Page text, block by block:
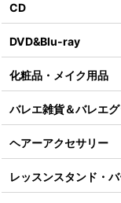
CD
DVD&Blu-ray
化粧品・メイク用品
バレエ雑貨＆バレエ
ヘアーアクセサリー
レッスンスタンド・